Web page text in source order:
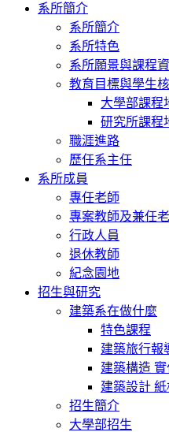
系所簡介
系所簡介
系所特色
系所願景與課程
教育目標與學生
大學部課程
研究所課程
職涯進路
歷任系主任
系所成員
專任老師
專案教師及兼任
行政人員
退休教師
紀念園地
招生與研究
建築系在做什麼
特色課程
建築旅行報
建築構造
建築設計
招生簡介
大學部招生